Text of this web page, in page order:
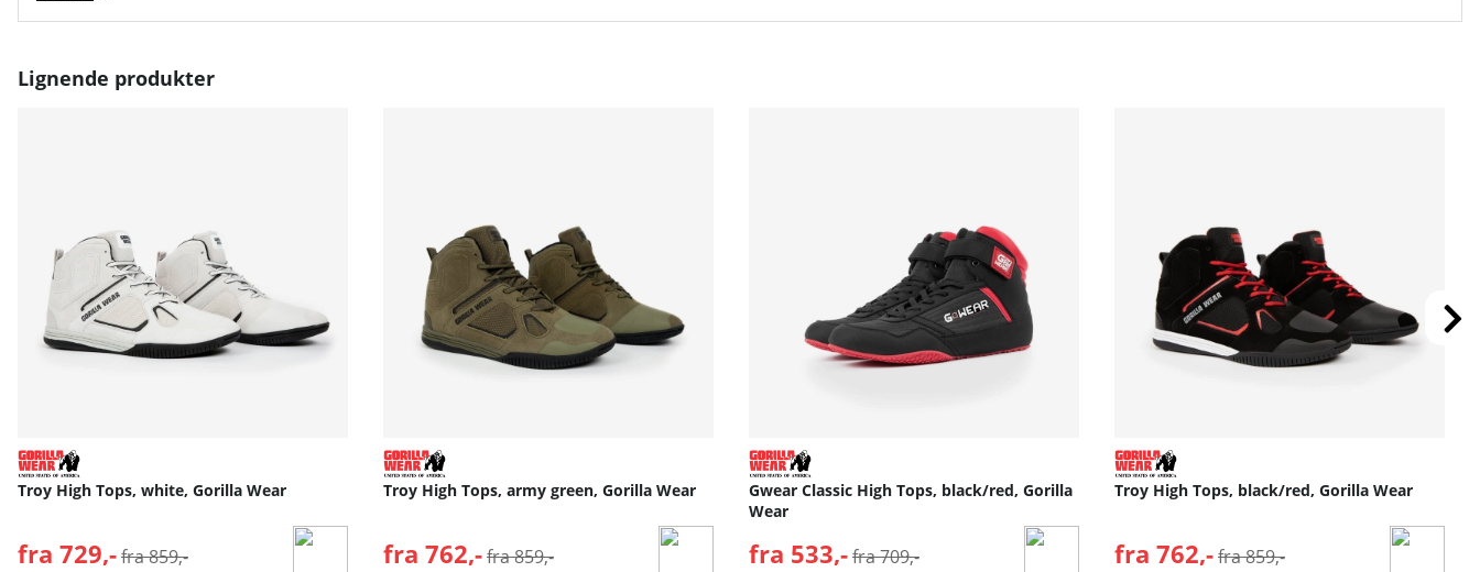
Lignende produkter
Troy High Tops, white, Gorilla Wear
fra 729,-Normalpris:
fra 859,-
Troy High Tops, army green, Gorilla Wear
fra 762,-Normalpris:
fra 859,-
Gwear Classic High Tops, black/red, Gorilla
Wear
fra 533,-Normalpris:
fra 709,-
Troy High Tops, black/red, Gorilla Wear
fra 762,-Normalpris:
fra 859,-